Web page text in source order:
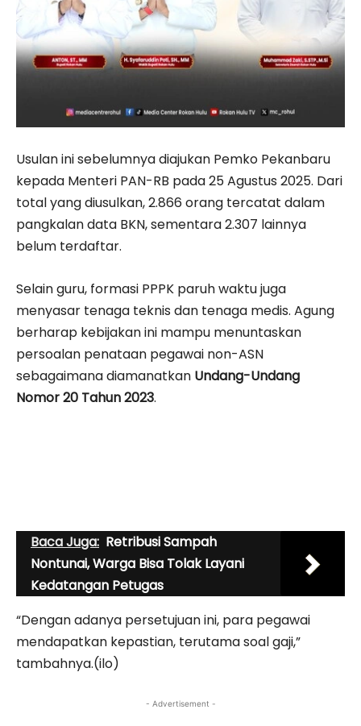
Usulan ini sebelumnya diajukan Pemko Pekanbaru
kepada Menteri PAN-RB pada 25 Agustus 2025. Dari
total yang diusulkan, 2.866 orang tercatat dalam
pangkalan data BKN, sementara 2.307 lainnya
belum terdaftar.
Selain guru, formasi PPPK paruh waktu juga
menyasar tenaga teknis dan tenaga medis. Agung
berharap kebijakan ini mampu menuntaskan
persoalan penataan pegawai non-ASN
sebagaimana diamanatkan Undang-Undang
Nomor 20 Tahun 2023.
Baca Juga: Retribusi Sampah
Nontunai, Warga Bisa Tolak Layani
Kedatangan Petugas
“Dengan adanya persetujuan ini, para pegawai
mendapatkan kepastian, terutama soal gaji,”
tambahnya.(ilo)
- Advertisement -